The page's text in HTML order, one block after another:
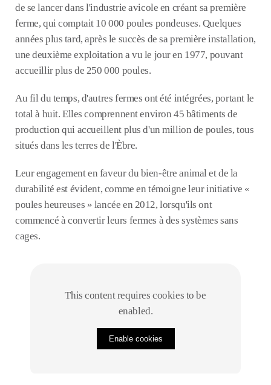
de se lancer dans l'industrie avicole en créant sa première
ferme, qui comptait 10 000 poules pondeuses. Quelques
années plus tard, après le succès de sa première installation,
une deuxième exploitation a vu le jour en 1977, pouvant
accueillir plus de 250 000 poules.
Au fil du temps, d'autres fermes ont été intégrées, portant le
total à huit. Elles comprennent environ 45 bâtiments de
production qui accueillent plus d'un million de poules, tous
situés dans les terres de l'Èbre.
Leur engagement en faveur du bien-être animal et de la
durabilité est évident, comme en témoigne leur initiative «
poules heureuses » lancée en 2012, lorsqu'ils ont
commencé à convertir leurs fermes à des systèmes sans
cages.
This content requires cookies to be
enabled.
Enable cookies